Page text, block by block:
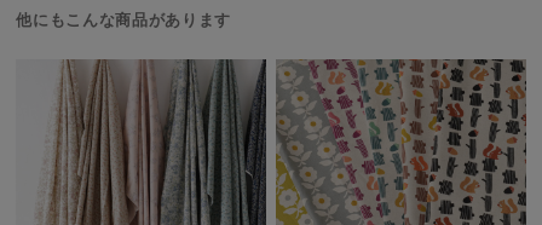
他にもこんな商品があります